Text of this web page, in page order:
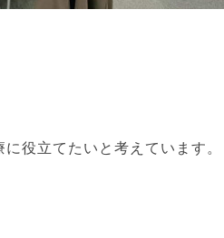
役立てたいと考えています。